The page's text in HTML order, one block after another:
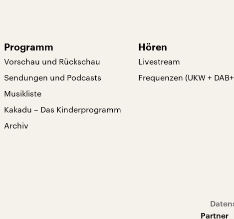
Programm
Vorschau und Rückschau
Sendungen und Podcasts
Musikliste
Kakadu – Das Kinderprogramm
Archiv
Hören
Livestream
Frequenzen (UKW +
Partner